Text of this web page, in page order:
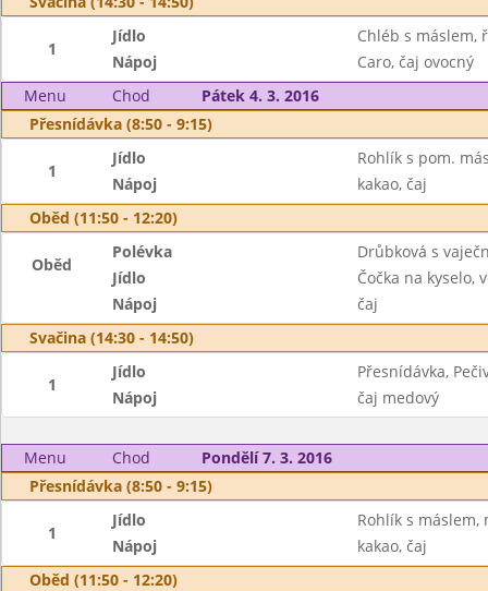
1
Jídlo
Chléb s máslem,
Nápoj
Caro, čaj ovocný
Menu
Chod
Pátek 4. 3. 2016
Přesnídávka (8:50 - 9:15)
1
Jídlo
Rohlík s pom.
Nápoj
kakao, čaj
Oběd (11:50 - 12:20)
Oběd
Polévka
Drůbková s
Jídlo
Čočka na kyselo,
Nápoj
čaj
Svačina (14:30 - 14:50)
1
Jídlo
Přesnídávka,
Nápoj
čaj medový
Menu Chod
Pondělí 7. 3. 2016
Přesnídávka (8:50 - 9:15)
1
Jídlo
Rohlík s máslem,
Nápoj
kakao, čaj
Oběd (11:50 - 12:20)